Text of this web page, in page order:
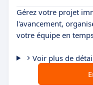
Gérez votre projet
l'avancement,
votre équipe en
Voir plus de